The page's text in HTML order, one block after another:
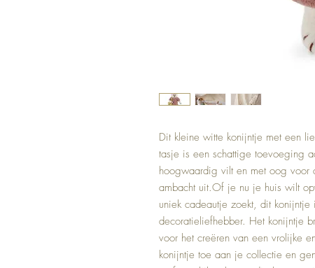
Dit kleine witte konijntje met een
tasje is een schattige toevoeging
hoogwaardig vilt en met oog voor
ambacht uit.Of je nu je huis wilt
uniek cadeautje zoekt, dit
decoratieliefhebber. Het konijntje
voor het creëren van een vrolijke
konijntje toe aan je collectie en